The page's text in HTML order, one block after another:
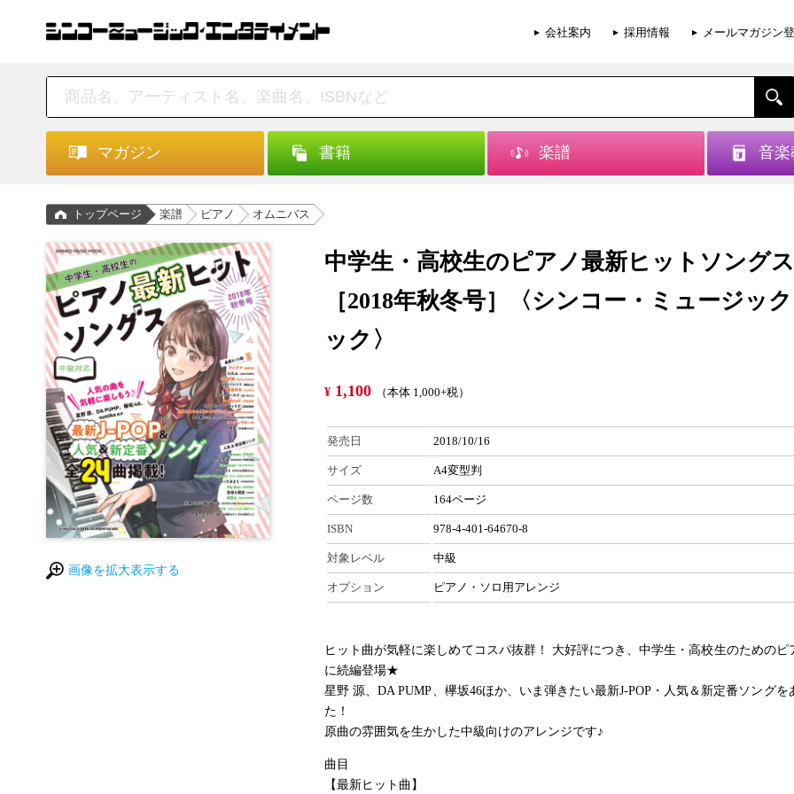
会社案内 採用情報 メールマガジン
マガジン 書籍 楽譜 音楽
トップページ 楽譜 ピアノ オムニバス
画像を拡大表示する
中学生・高校生のピアノ最新ヒットソングス
［2018年秋冬号］〈シンコー・ミュージッ
ック〉
¥ 1,100 （本体 1,000+税）
発売日 2018/10/16
サイズ A4変型判
ページ数 164ページ
ISBN 978-4-401-64670-8
対象レベル 中級
オプション ピアノ・ソロ用アレンジ
ヒット曲が気軽に楽しめてコスパ抜群！ 大好評につき、中学生・高校生のためのピ
に続編登場★
星野 源、DA PUMP、欅坂46ほか、いま弾きたい最新J-POP・人気＆新定番ソングを
た！
原曲の雰囲気を生かした中級向けのアレンジです♪
曲目
【最新ヒット曲】